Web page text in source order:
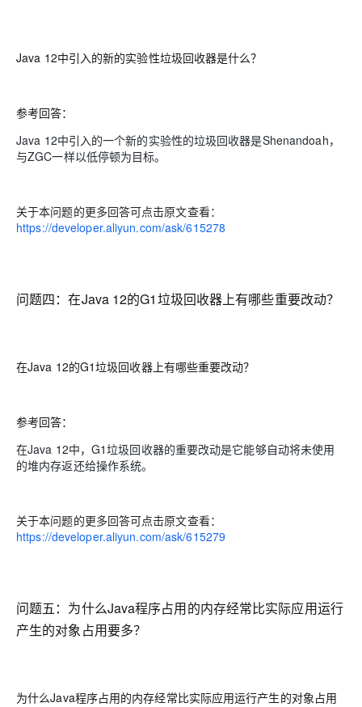
Java 12中引入的新的实验性垃圾回收器是什么？
参考回答：
Java 12中引入的一个新的实验性的垃圾回收器是Shenandoah，
与ZGC一样以低停顿为目标。
关于本问题的更多回答可点击原文查看：
https://developer.aliyun.com/ask/615278
问题四：在Java 12的G1垃圾回收器上有哪些重要改动？
在Java 12的G1垃圾回收器上有哪些重要改动？
参考回答：
在Java 12中，G1垃圾回收器的重要改动是它能够自动将未使用
的堆内存返还给操作系统。
关于本问题的更多回答可点击原文查看：
https://developer.aliyun.com/ask/615279
问题五： 为什么Java程序占用的内存经常比实际应用运行
产生的对象占用要多？
为什么Java程序占用的内存经常比实际应用运行产生的对象占用